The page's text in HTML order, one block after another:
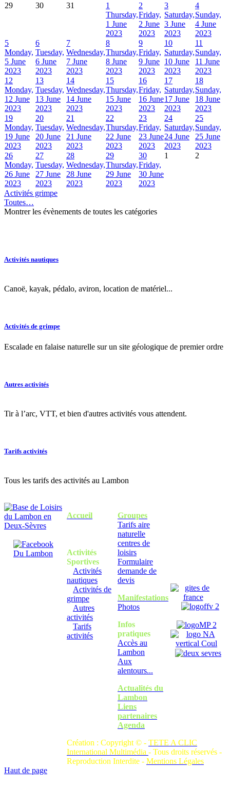
29
30 31
1
Thursday,
1 June
2023
2
Friday,
2 June
2023
3
Saturday,
3 June
2023
4
Sunday,
4 June
2023
5
Monday,
5 June
2023
6
Tuesday,
6 June
2023
7
Wednesday,
7 June
2023
8
Thursday,
8 June
2023
9
Friday,
9 June
2023
10
Saturday,
10 June
2023
11
Sunday,
11 June
2023
12
Monday,
12 June
2023
13
Tuesday,
13 June
2023
14
Wednesday,
14 June
2023
15
Thursday,
15 June
2023
16
Friday,
16 June
2023
17
Saturday,
17 June
2023
18
Sunday,
18 June
2023
19
Monday,
19 June
2023
20
Tuesday,
20 June
2023
21
Wednesday,
21 June
2023
22
Thursday,
22 June
2023
23
Friday,
23 June
2023
24
Saturday,
24 June
2023
25
Sunday,
25 June
2023
26
Monday,
26 June
2023
27
Tuesday,
27 June
2023
28
Wednesday,
28 June
2023
29
Thursday,
29 June
2023
30
Friday,
30 June
2023
1 2
Activités grimpe
Toutes…
Montrer les évènements de toutes les catégories
Activités nautiques
Canoë, kayak, pédalo, aviron, location de matériel...
Activités de grimpe
Escalade en falaise naturelle sur un site géologique de premier ordre
Autres activités
Tir à l’arc, VTT, et bien d'autres activités vous attendent.
Tarifs activités
Tous les tarifs des activités au Lambon
Accueil
Activités
Sportives
Activités
nautiques
Activités de
grimpe
Autres
activités
Tarifs
activités
Groupes
Tarifs aire
naturelle
centres de
loisirs
Formulaire
demande de
devis
Manifestations
Photos
Infos
pratiques
Accès au
Lambon
Aux
alentours...
Actualités du
Lambon
Liens
partenaires
Agenda
Création : Copyright © - TETE A CLIC
International Multimédia - Tous droits réservés -
Reproduction Interdite - Mentions Légales
Haut de page